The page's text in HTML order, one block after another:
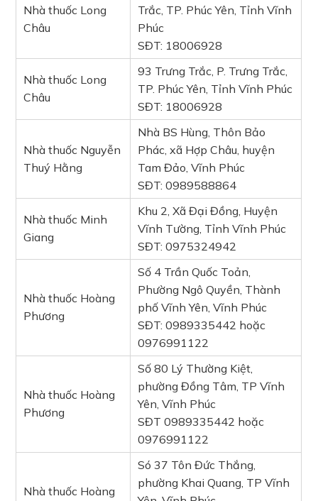
Nhà thuốc Long
Châu
Trắc, TP. Phúc Yên, Tỉnh Vĩnh
Phúc
SĐT: 18006928
Nhà thuốc Long
Châu
93 Trưng Trắc, P. Trưng Trắc,
TP. Phúc Yên, Tỉnh Vĩnh Phúc
SĐT: 18006928
Nhà thuốc Nguyễn
Thuý Hằng
Nhà BS Hùng, Thôn Bảo
Phác, xã Hợp Châu, huyện
Tam Đảo, Vĩnh Phúc
SĐT: 0989588864
Nhà thuốc Minh
Giang
Khu 2, Xã Đại Đồng, Huyện
Vĩnh Tường, Tỉnh Vĩnh Phúc
SĐT: 0975324942
Nhà thuốc Hoàng
Phương
Số 4 Trần Quốc Toản,
Phường Ngô Quyền, Thành
phố Vĩnh Yên, Vĩnh Phúc
SĐT: 0989335442 hoặc
0976991122
Nhà thuốc Hoàng
Phương
Số 80 Lý Thường Kiệt,
phường Đồng Tâm, TP Vĩnh
Yên, Vĩnh Phúc
SĐT 0989335442 hoặc
0976991122
Nhà thuốc Hoàng
Só 37 Tôn Đức Thắng,
phường Khai Quang, TP Vĩnh